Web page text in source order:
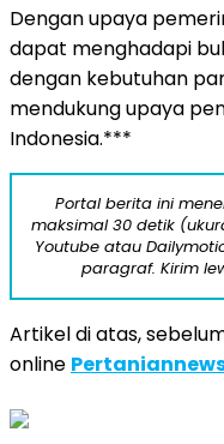
Dengan upaya
dapat menghadapi
dengan kebutuhan
mendukung upaya
Indonesia.***
Portal berita ini
maksimal 30 detik
Youtube atau
paragraf. Kirim
Artikel di atas,
online